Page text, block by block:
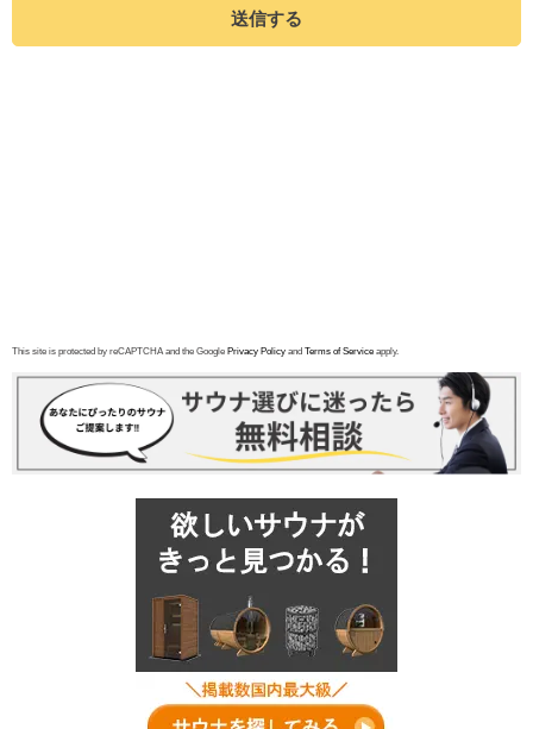
送信する
This site is protected by reCAPTCHA and the Google Privacy Policy and Terms of Service apply.